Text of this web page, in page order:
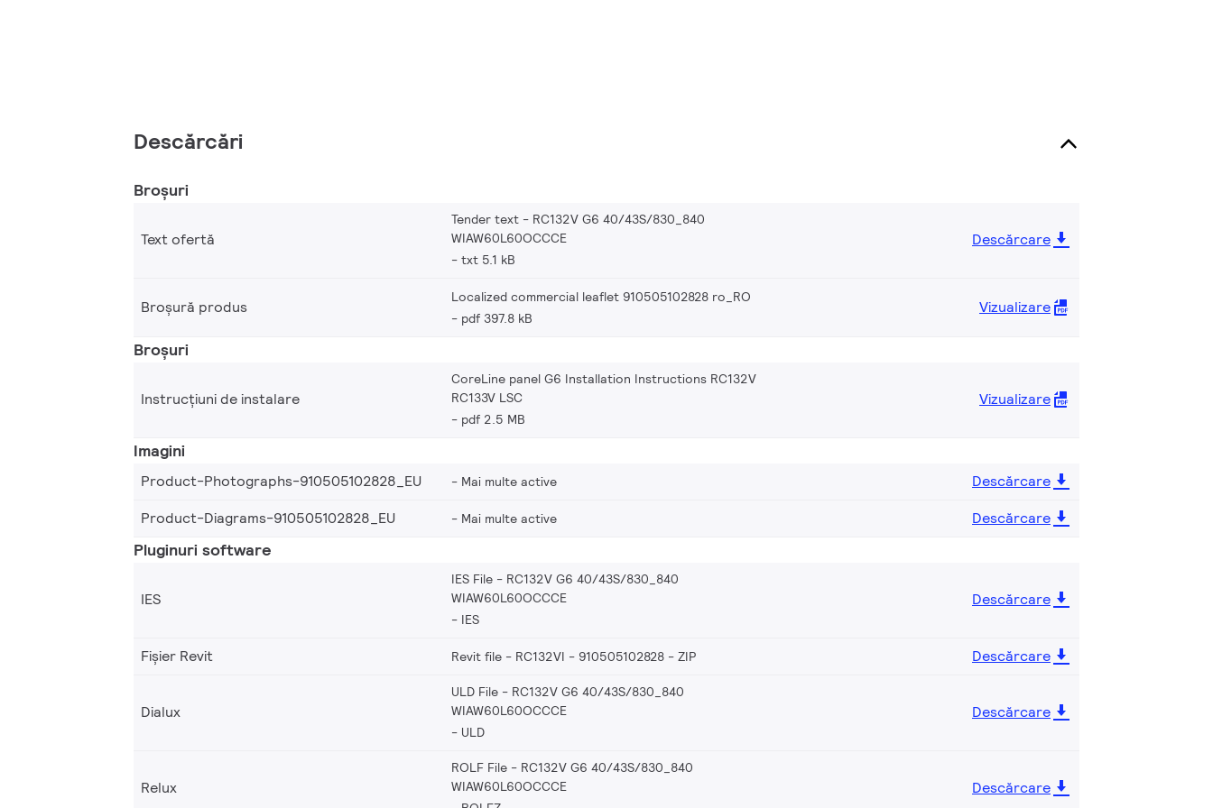
Descărcări
Broșuri
Text ofertă
Tender text - RC132V G6 40/43S/830_840
WIAW60L60OCCCE
txt 5.1 kB
Descărcare
Broșură produs
Localized commercial leaflet 910505102828 ro_RO
pdf 397.8 kB
Vizualizare
Broșuri
Instrucțiuni de instalare
CoreLine panel G6 Installation Instructions RC132V
RC133V LSC
pdf 2.5 MB
Vizualizare
Imagini
Product-Photographs-910505102828_EU Mai multe active
Descărcare
Product-Diagrams-910505102828_EU
Mai multe active Descărcare
Pluginuri software
IES
IES File - RC132V G6 40/43S/830_840
WIAW60L60OCCCE
IES
Descărcare
Fișier Revit Revit file - RC132VI - 910505102828 ZIP Descărcare
Dialux
ULD File - RC132V G6 40/43S/830_840
WIAW60L60OCCCE
ULD
Descărcare
Relux
ROLF File - RC132V G6 40/43S/830_840
WIAW60L60OCCCE
Descărcare